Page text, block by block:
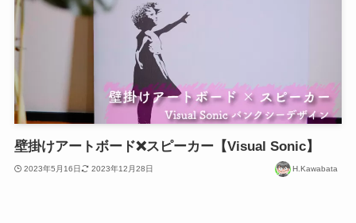
壁掛けアートボード❌スピーカー【Visual Sonic】
2023年5月16日 2023年12月28日 H.Kawabata